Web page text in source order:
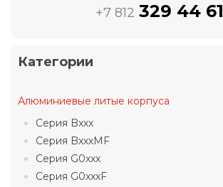
+7 812 329 44 61
Категории
Алюминиевые литые корпуса
Серия Bxxx
Серия BxxxMF
Серия G0xxx
Серия G0xxxF